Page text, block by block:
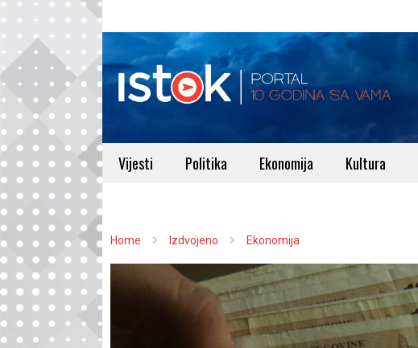
Vijesti Politika Ekonomija Kultura
Home Izdvojeno Ekonomija